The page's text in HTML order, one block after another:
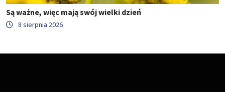
Są ważne, więc mają swój wielki dzień
8 sierpnia 2026